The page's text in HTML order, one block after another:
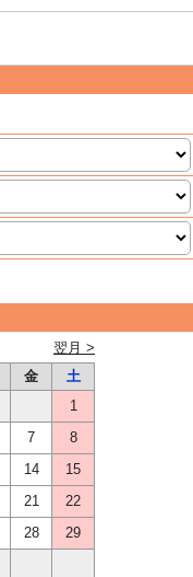
翌月 >
金
土
1
7
8
14
15
21
22
28
29